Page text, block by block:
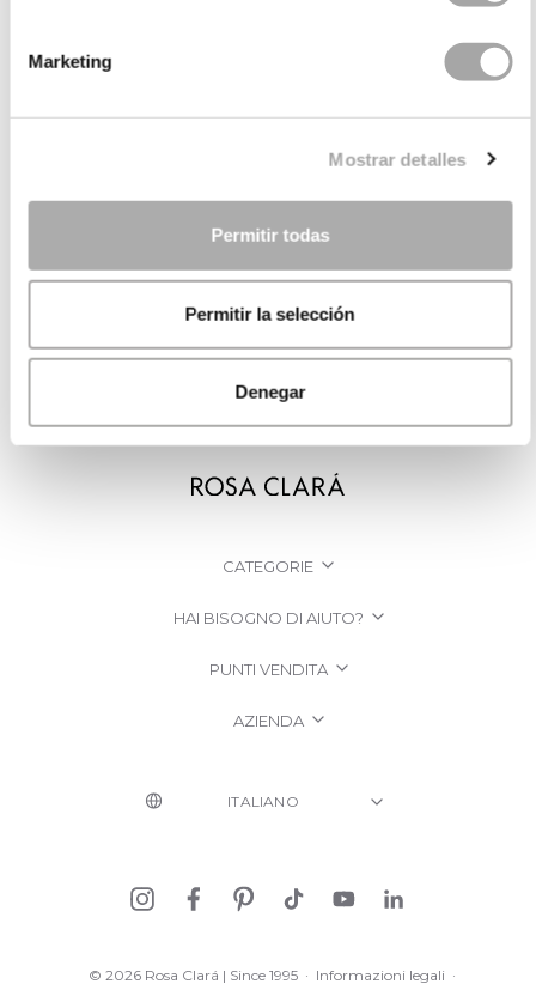
Marketing
Mostrar detalles
Permitir todas
Permitir la selección
Denegar
CATEGORIE
HAI BISOGNO DI AIUTO?
PUNTI VENDITA
AZIENDA
© 2026 Rosa Clará | Since 1995 · Informazioni legali ·